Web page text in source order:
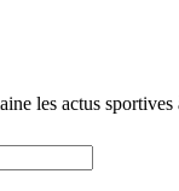
les actus sportives